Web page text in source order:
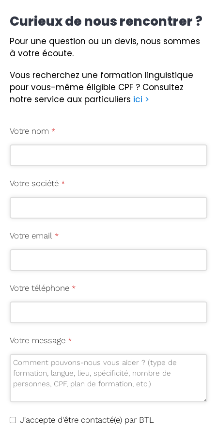
Curieux de nous rencontrer ?
Pour une question ou un devis, nous sommes
à votre écoute.
Vous recherchez une formation linguistique
pour vous-même éligible CPF ? Consultez
notre service aux particuliers ici >
Votre nom *
Votre société *
Votre email *
Votre téléphone *
B
u
si
s
E
Votre message *
J'accepte d'être contacté(e) par BTL